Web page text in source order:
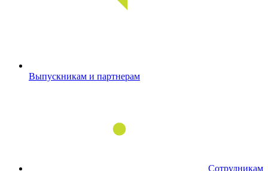
Выпускникам и партнерам
Сотрудникам